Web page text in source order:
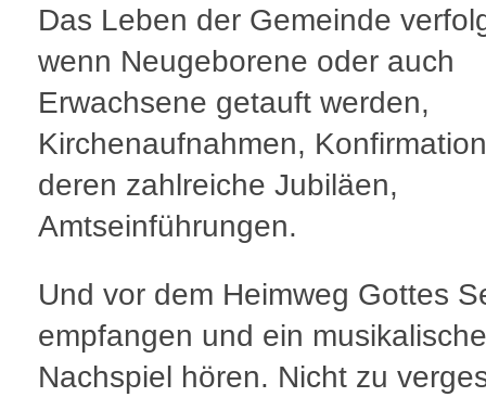
Das Leben der Gemeinde
wenn Neugeborene oder auch
Erwachsene getauft werden,
Kirchenaufnahmen,
deren zahlreiche Jubiläen,
Amtseinführungen.
Und vor dem Heimweg Gottes
empfangen und ein
Nachspiel hören. Nicht zu